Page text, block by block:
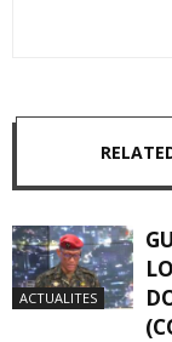
ACTUALITES